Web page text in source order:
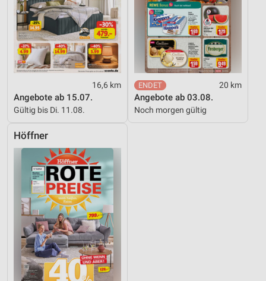
16,6 km
Angebote ab 15.07.
Gültig bis Di. 11.08.
20 km
Angebote ab 03.08.
Noch morgen gültig
Höffner